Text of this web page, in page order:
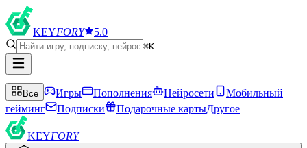
KEYFORY 5.0
⌘K
Все Игры Пополнения Нейросети
Мобильный
гейминг
Подписки Подарочные картыДругое
KEYFORY